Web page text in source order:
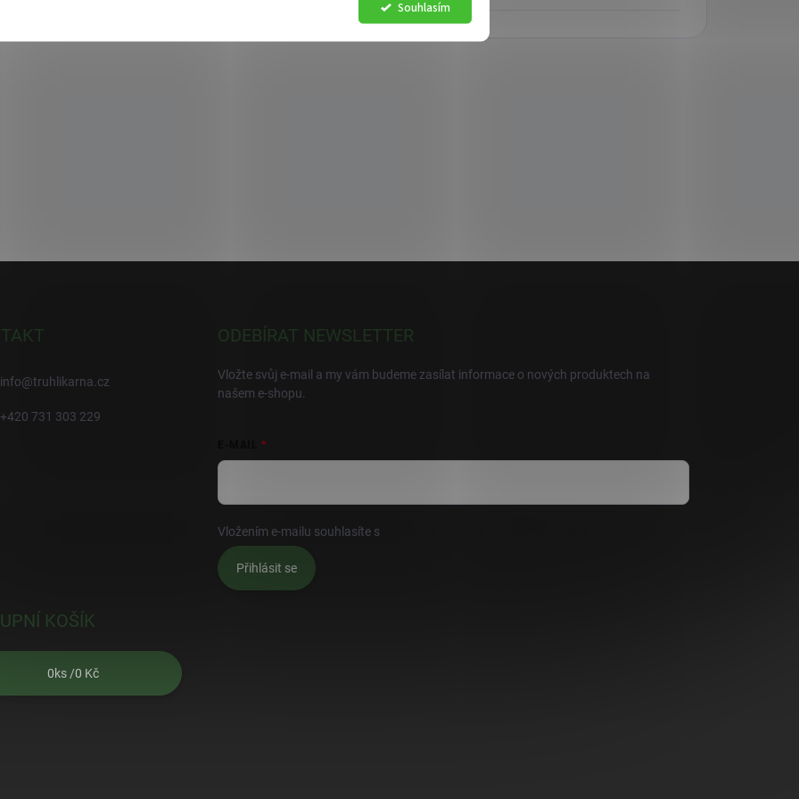
Souhlasím
info@truhlikarna.cz
+420 731 303 229
ODEBÍRAT NEWSLETTER
Vložte svůj e-mail a my vám budeme zasílat informace o nových produktech na
našem e-shopu.
Vložením e-mailu souhlasíte s
Přihlásit se
KOŠÍK
0ks /0 Kč